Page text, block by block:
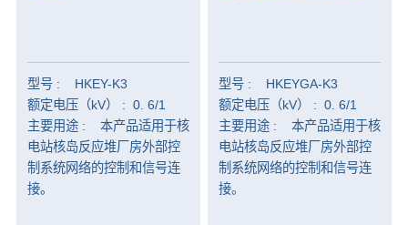
型号 : HKEY-K3
额定电压（kV） : 0. 6/1
主要用途 : 本产品适用于核
电站核岛反应堆厂房外部控
制系统网络的控制和信号连
接。
型号 : HKEYGA-K3
额定电压（kV） : 0. 6/1
主要用途 : 本产品适用于核
电站核岛反应堆厂房外部控
制系统网络的控制和信号连
接。